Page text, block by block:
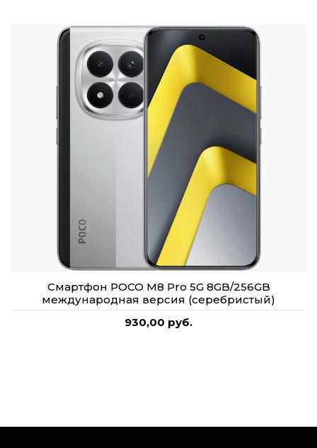
Смартфон POCO M8 Pro 5G 8GB/256GB
международная версия (серебристый)
930,00 руб.